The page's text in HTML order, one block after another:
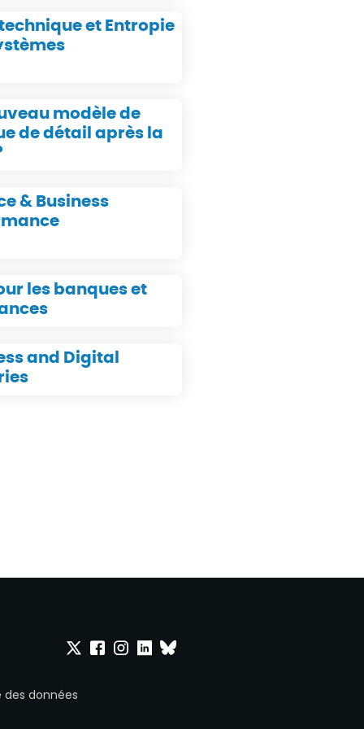
et Entropie
modèle de
de détail après la
& Business
les banques et
and Digital
Onepoint sur Twitter
Onepoint sur Facebook
Onepoint sur Instagram
Onepoint sur Linkedin
Onepoint sur Bluesky
des données